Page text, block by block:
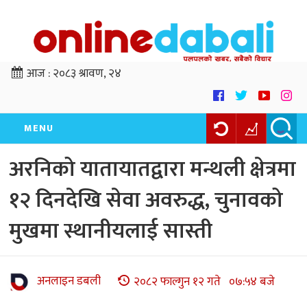
आज :२०८३ श्रावण, २४
MENU
अरनिको यातायातद्वारा मन्थली क्षेत्रमा
१२ दिनदेखि सेवा अवरुद्ध, चुनावको
मुखमा स्थानीयलाई सास्ती
अनलाइन डबली २०८२ फाल्गुन १२ गते ०७:५४ बजे